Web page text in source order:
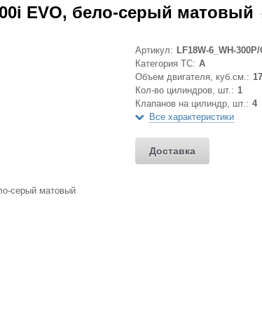
EVO, бело-серый матовый
Артикул: LF18W-6_WH-300P/
Категория ТС: A
Объем двигателя, куб.см.:
Кол-во цилиндров, шт.: 1
Клапанов на цилиндр, шт.: 4
Все характеристики
Доставка